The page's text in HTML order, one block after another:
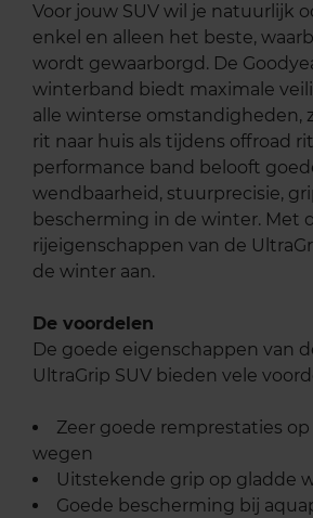
Voor jouw SUV wil je natuurlijk
enkel en alleen het beste,
wordt gewaarborgd. De
winterband biedt maximale
alle winterse omstandigheden,
rit naar huis als tijdens offroad
performance band belooft
wendbaarheid, stuurprecisie,
bescherming in de winter. Met
rijeigenschappen van de
de winter aan.
De voordelen
De goede eigenschappen van
UltraGrip SUV bieden vele
Zeer goede remprestaties
wegen
Uitstekende grip op gladde
Goede bescherming bij